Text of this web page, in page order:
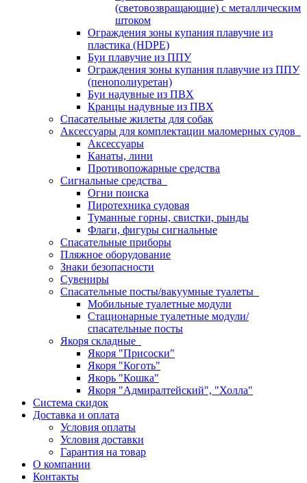
(световозвращающие) с металлическим
штоком
Ограждения зоны купания плавучие из
пластика (HDPE)
Буи плавучие из ППУ
Ограждения зоны купания плавучие из ППУ
(пенополиуретан)
Буи надувные из ПВХ
Кранцы надувные из ПВХ
Спасательные жилеты для собак
Аксессуары для комплектации маломерных судов
Аксессуары
Канаты, лини
Противопожарные средства
Сигнальные средства
Огни поиска
Пиротехника судовая
Туманные горны, свистки, рынды
Флаги, фигуры сигнальные
Спасательные приборы
Пляжное оборудование
Знаки безопасности
Сувениры
Спасательные посты/вакуумные туалеты
Мобильные туалетные модули
Стационарные туалетные модули/
спасательные посты
Якоря складные
Якоря "Присоски"
Якоря "Коготь"
Якорь "Кошка"
Якоря "Адмиралтейский", "Холла"
Система скидок
Доставка и оплата
Условия оплаты
Условия доставки
Гарантия на товар
О компании
Контакты